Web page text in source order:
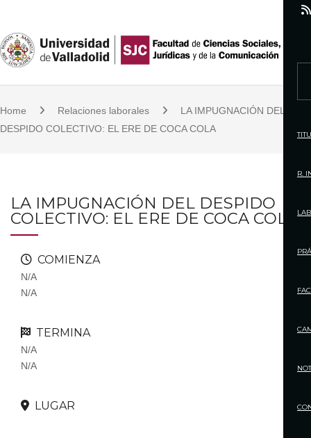
i
t
o
c
Home Relaciones laborales
LA IMPUGNACIÓN DEL
DESPIDO COLECTIVO: EL ERE DE COCA COLA
LA IMPUGNACIÓN DEL DESPIDO
COLECTIVO: EL ERE DE COCA COLA
COMIENZA
N/A
N/A
TERMINA
N/A
N/A
LUGAR
r
h
o
:
R.